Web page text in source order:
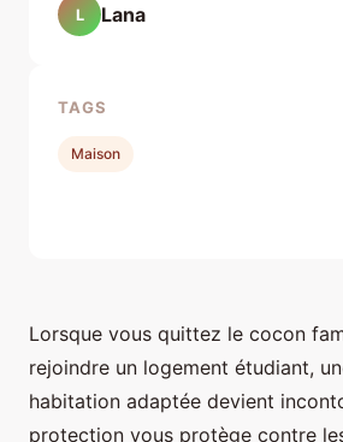
Lorsque vous quittez le cocon
rejoindre un logement étudiant,
habitation adaptée devient
protection vous protège contre
L Lana
TAGS
Maison